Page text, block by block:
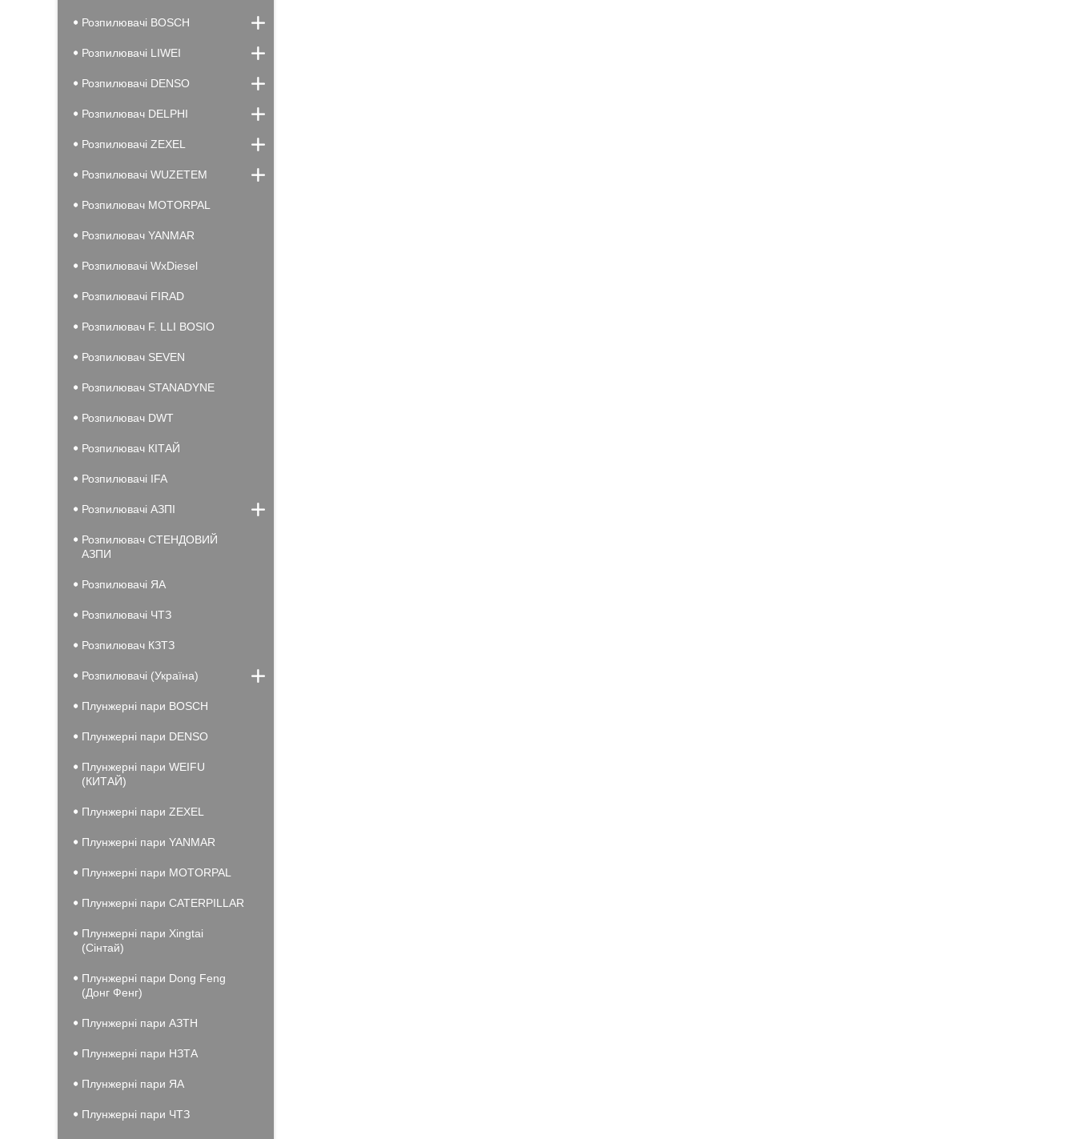
Розпилювачі BOSCH
Розпилювачі LIWEI
Розпилювачі DENSO
Розпилювач DELPHI
Розпилювачі ZEXEL
Розпилювачі WUZETEM
Розпилювач MOTORPAL
Розпилювач YANMAR
Розпилювачі WxDiesel
Розпилювачі FIRAD
Розпилювач F. LLI BOSIO
Розпилювач SEVEN
Розпилювач STANADYNE
Розпилювач DWT
Розпилювач КІТАЙ
Розпилювачі IFA
Розпилювачі АЗПІ
Розпилювач СТЕНДОВИЙ
АЗПИ
Розпилювачі ЯА
Розпилювачі ЧТЗ
Розпилювач КЗТЗ
Розпилювачі (Україна)
Плунжерні пари BOSCH
Плунжерні пари DENSO
Плунжерні пари WEIFU
(КИТАЙ)
Плунжерні пари ZEXEL
Плунжерні пари YANMAR
Плунжерні пари MOTORPAL
Плунжерні пари CATERPILLAR
Плунжерні пари Xingtai
(Сінтай)
Плунжерні пари Dong Feng
(Донг Фенг)
Плунжерні пари АЗТН
Плунжерні пари НЗТА
Плунжерні пари ЯА
Плунжерні пари ЧТЗ